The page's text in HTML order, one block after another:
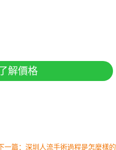
解價格
一篇：深圳人流手術過程是怎麼樣的